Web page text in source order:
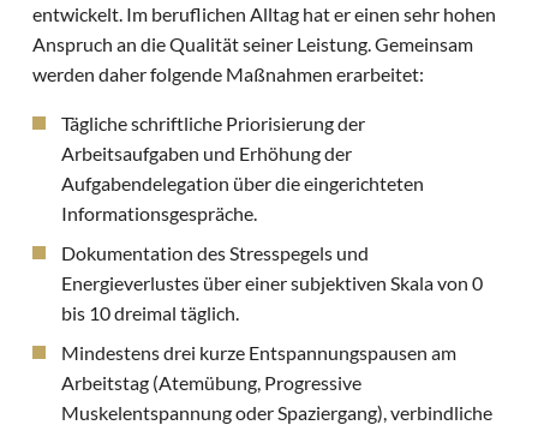
entwickelt. Im beruflichen Alltag hat er einen sehr hohen
Anspruch an die Qualität seiner Leistung. Gemeinsam
werden daher folgende Maßnahmen erarbeitet:
Tägliche schriftliche Priorisierung der
Arbeitsaufgaben und Erhöhung der
Aufgabendelegation über die eingerichteten
Informationsgespräche.
Dokumentation des Stresspegels und
Energieverlustes über einer subjektiven Skala von 0
bis 10 dreimal täglich.
Mindestens drei kurze Entspannungspausen am
Arbeitstag (Atemübung, Progressive
Muskelentspannung oder Spaziergang), verbindliche